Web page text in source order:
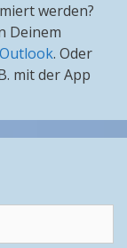
werden?
Deinem
Outlook. Oder
mit der App